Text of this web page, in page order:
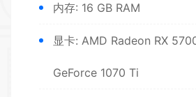
内存: 16 GB RAM
显卡: AMD Radeon RX
GeForce 1070 Ti